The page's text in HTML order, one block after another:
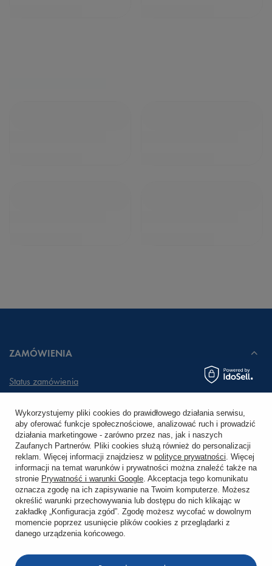
ZAMÓWIENIA
Status zamówienia
Chcę zareklamować produkt
Chcę zwrócić produkt
Chcę wymienić towar
KONTO
Wykorzystujemy pliki cookies do prawidłowego działania serwisu,
aby oferować funkcje społecznościowe, analizować ruch i prowadzić
działania marketingowe - zarówno przez nas, jak i naszych
Zaufanych Partnerów. Pliki cookies służą również do personalizacji
reklam. Więcej informacji znajdziesz w polityce prywatności. Więcej
informacji na temat warunków i prywatności można znaleźć także na
stronie Prywatność i warunki Google. Akceptacja tego komunikatu
oznacza zgodę na ich zapisywanie na Twoim komputerze. Możesz
określić warunki przechowywania lub dostępu do nich klikając w
zakładkę „Konfiguracja zgód”. Zgodę możesz wycofać w dowolnym
momencie poprzez usunięcie plików cookies z przeglądarki z
danego urządzenia końcowego.